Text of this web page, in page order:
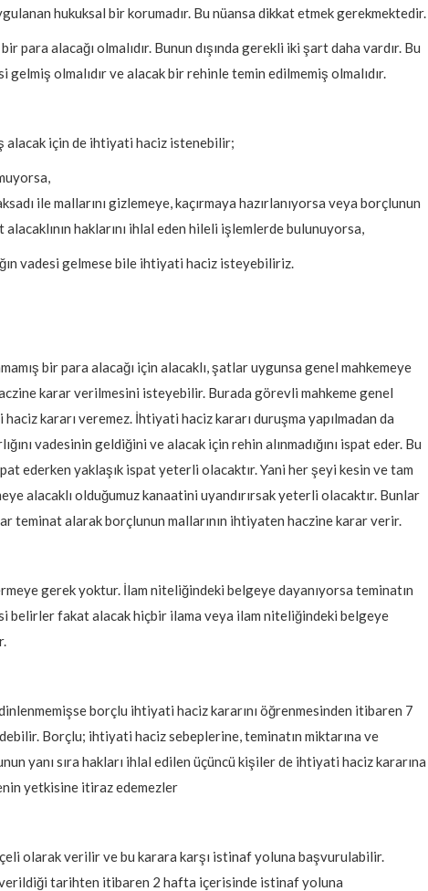
hukuksal bir korumadır. Bu nüansa dikkat etmek gerekmektedir.
alacağı olmalıdır. Bunun dışında gerekli iki şart daha vardır. Bu
gelmiş olmalıdır ve alacak bir rehinle temin edilmemiş olmalıdır.
alacak için de ihtiyati haciz istenebilir;
ile mallarını gizlemeye, kaçırmaya hazırlanıyorsa veya borçlunun
haklarını ihlal eden hileli işlemlerde bulunuyorsa,
vadesi gelmese bile ihtiyati haciz isteyebiliriz.
bir para alacağı için alacaklı, şatlar uygunsa genel mahkemeye
karar verilmesini isteyebilir. Burada görevli mahkeme genel
kararı veremez. İhtiyati haciz kararı duruşma yapılmadan da
vadesinin geldiğini ve alacak için rehin alınmadığını ispat eder. Bu
ederken yaklaşık ispat yeterli olacaktır. Yani her şeyi kesin ve tam
alacaklı olduğumuz kanaatini uyandırırsak yeterli olacaktır. Bunlar
teminat alarak borçlunun mallarının ihtiyaten haczine karar verir.
gerek yoktur. İlam niteliğindeki belgeye dayanıyorsa teminatın
belirler fakat alacak hiçbir ilama veya ilam niteliğindeki belgeye
borçlu ihtiyati haciz kararını öğrenmesinden itibaren 7
Borçlu; ihtiyati haciz sebeplerine, teminatın miktarına ve
yanı sıra hakları ihlal edilen üçüncü kişiler de ihtiyati haciz kararına
yetkisine itiraz edemezler
olarak verilir ve bu karara karşı istinaf yoluna başvurulabilir.
verildiği tarihten itibaren 2 hafta içerisinde istinaf yoluna